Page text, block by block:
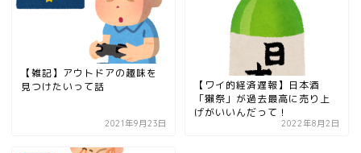
【雑記】アウトドアの趣味を
見つけたいって話
2021年9月23日
【ワイ的経済遅報】日本酒
「獺祭」が過去最高に売り上
げがいいんだって！
2022年8月2日